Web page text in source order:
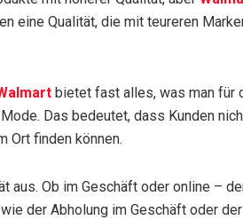
eine Qualität, die mit teureren
bietet fast alles, was man für
Das bedeutet, dass Kunden
Ort finden können.
aus. Ob im Geschäft oder online –
der Abholung im Geschäft oder